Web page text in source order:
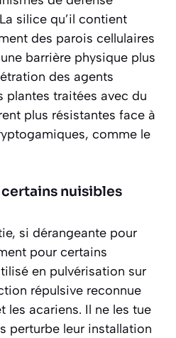
silice qu’il contient
des parois cellulaires
barrière physique plus
des agents
plantes traitées avec du
plus résistantes face à
comme le
nuisibles
si dérangeante pour
pour certains
en pulvérisation sur
répulsive reconnue
les acariens. Il ne les tue
perturbe leur installation